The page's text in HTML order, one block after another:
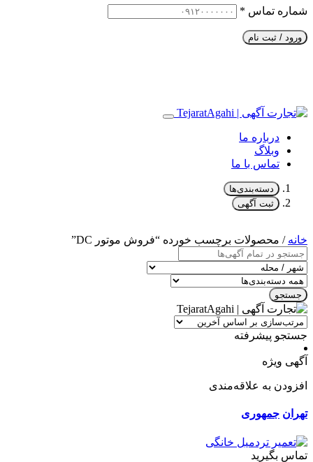
شماره تماس *
ورود / ثبت نام
درباره ما
وبلاگ
تماس با ما
دسته‌بندی‌ها
ثبت آگهی
خانه / محصولات برچسب خورده “فروش موتور DC”
جستجو
جستجو پیشرفته
آگهی ویژه
افزودن به علاقه‌مندی
تهران جمهوری
تماس بگیرید